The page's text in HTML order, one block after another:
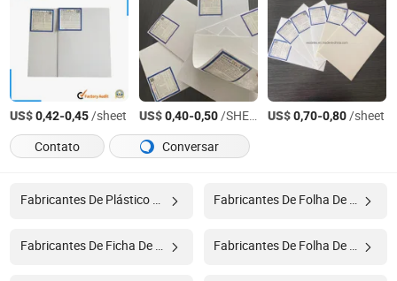
US$0,42-0,45/sheet US$0,40-0,50/SHEET US$0,70-0,80/sheet
Contato
Conversar